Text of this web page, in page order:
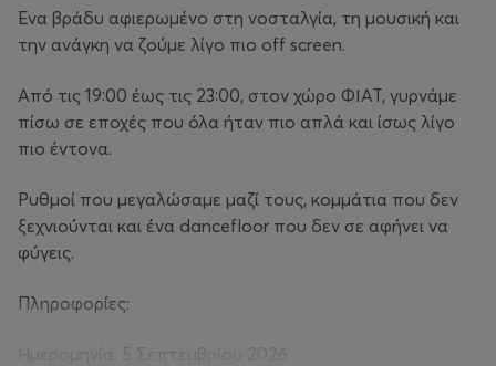
Ένα βράδυ αφιερωμένο στη νοσταλγία, τη μουσική και
την ανάγκη να ζούμε λίγο πιο off screen.
Από τις 19:00 έως τις 23:00, στον χώρο ΦΙΑΤ, γυρνάμε
πίσω σε εποχές που όλα ήταν πιο απλά και ίσως λίγο
πιο έντονα.
Ρυθμοί που μεγαλώσαμε μαζί τους, κομμάτια που δεν
ξεχνιούνται και ένα dancefloor που δεν σε αφήνει να
φύγεις.
Πληροφορίες:
Ημερομηνία: 5 Σεπτεμβρίου 2026